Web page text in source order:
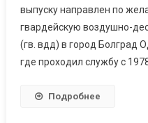
выпуску направлен по
гвардейскую воздушно-
(гв. вдд) в город Болград
где проходил службу с
Подробнее